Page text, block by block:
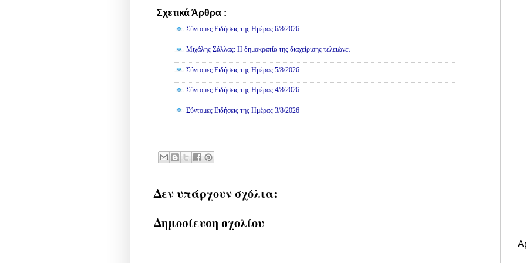
Σχετικά Άρθρα :
Σύντομες Ειδήσεις της Ημέρας 6/8/2026
Μιχάλης Σάλλας: Η δημοκρατία της διαχείρισης τελειώνει
Σύντομες Ειδήσεις της Ημέρας 5/8/2026
Σύντομες Ειδήσεις της Ημέρας 4/8/2026
Σύντομες Ειδήσεις της Ημέρας 3/8/2026
Δεν υπάρχουν σχόλια:
Δημοσίευση σχολίου